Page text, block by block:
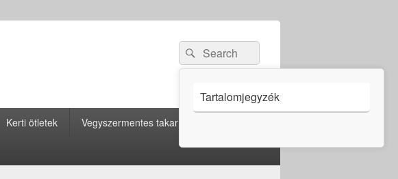
Search
for:
Search
Kerti ötletek Vegyszermentes takarítás
Tartalomjegyzék